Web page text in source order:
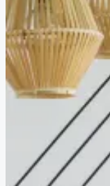
COMPANIES
DEVELOPERS
AGENTS
PROPERTY TRENDS